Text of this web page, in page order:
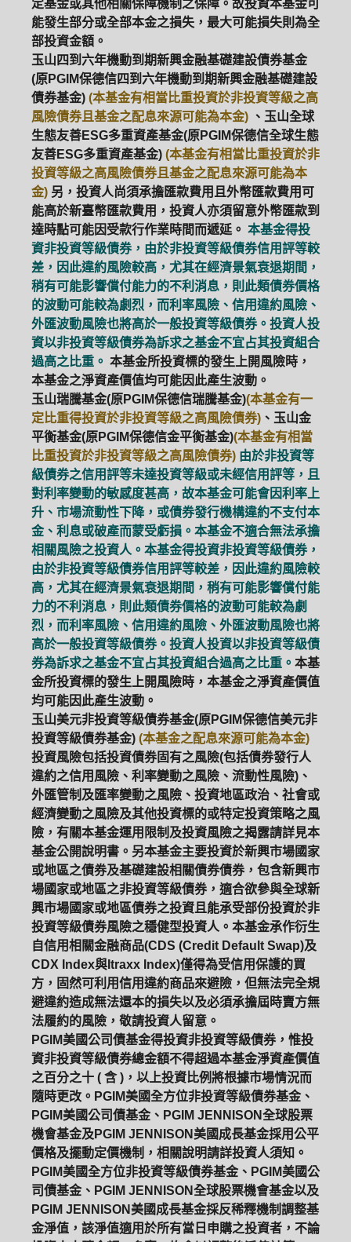
PGIM系列基金 168循環投資
定期(不)定額 高成長基金 月配息
定基金或其他相關保障機制之保障。故投資本基金可
能發生部分或全部本金之損失，最大可能損失則為全
部投資金額。
玉山四到六年機動到期新興金融基礎建設債券基金
(原PGIM保德信四到六年機動到期新興金融基礎建設
債券基金) (本基金有相當比重投資於非投資等級之高
風險債券且基金之配息來源可能為本金) 、玉山全球
生態友善ESG多重資產基金(原PGIM保德信全球生態
友善ESG多重資產基金) (本基金有相當比重投資於非
投資等級之高風險債券且基金之配息來源可能為本
金) 另，投資人尚須承擔匯款費用且外幣匯款費用可
能高於新臺幣匯款費用，投資人亦須留意外幣匯款到
達時點可能因受款行作業時間而遞延。 本基金得投
資非投資等級債券，由於非投資等級債券信用評等較
差，因此違約風險較高，尤其在經濟景氣衰退期間，
稍有可能影響償付能力的不利消息，則此類債券價格
的波動可能較為劇烈，而利率風險、信用違約風險、
外匯波動風險也將高於一般投資等級債券。投資人投
資以非投資等級債券為訴求之基金不宜占其投資組合
過高之比重。 本基金所投資標的發生上開風險時，
本基金之淨資產價值均可能因此產生波動。
玉山瑞騰基金(原PGIM保德信瑞騰基金)(本基金有一
定比重得投資於非投資等級之高風險債券) 、玉山金
平衡基金(原PGIM保德信金平衡基金)(本基金有相當
比重投資於非投資等級之高風險債券) 由於非投資等
級債券之信用評等未達投資等級或未經信用評等，且
對利率變動的敏感度甚高，故本基金可能會因利率上
升、市場流動性下降，或債券發行機構違約不支付本
金、利息或破產而蒙受虧損。本基金不適合無法承擔
相關風險之投資人。本基金得投資非投資等級債券，
由於非投資等級債券信用評等較差，因此違約風險較
高，尤其在經濟景氣衰退期間，稍有可能影響償付能
力的不利消息，則此類債券價格的波動可能較為劇
烈，而利率風險、信用違約風險、外匯波動風險也將
高於一般投資等級債券。投資人投資以非投資等級債
券為訴求之基金不宜占其投資組合過高之比重。 本基
金所投資標的發生上開風險時，本基金之淨資產價值
均可能因此產生波動。
玉山美元非投資等級債券基金(原PGIM保德信美元非
投資等級債券基金) (本基金之配息來源可能為本金)
投資風險包括投資債券固有之風險(包括債券發行人
違約之信用風險、利率變動之風險、流動性風險)、
外匯管制及匯率變動之風險、投資地區政治、社會或
經濟變動之風險及其他投資標的或特定投資策略之風
險，有關本基金運用限制及投資風險之揭露請詳見本
基金公開說明書。另本基金主要投資於新興市場國家
或地區之債券及基礎建設相關債券債券，包含新興市
場國家或地區之非投資等級債券，適合欲參與全球新
興市場國家或地區債券之投資且能承受部份投資於非
投資等級債券風險之穩健型投資人。本基金承作衍生
自信用相關金融商品(CDS (Credit Default Swap)及
CDX Index與Itraxx Index)僅得為受信用保護的買
方，固然可利用信用違約商品來避險，但無法完全規
避違約造成無法還本的損失以及必須承擔屆時賣方無
法履約的風險，敬請投資人留意。
PGIM美國公司債基金得投資非投資等級債券，惟投
資非投資等級債券總金額不得超過本基金淨資產價值
之百分之十 ( 含 )，以上投資比例將根據市場情況而
隨時更改。PGIM美國全方位非投資等級債券基金、
PGIM美國公司債基金、PGIM JENNISON全球股票
機會基金及PGIM JENNISON美國成長基金採用公平
價格及擺動定價機制，相關說明請詳投資人須知。
PGIM美國全方位非投資等級債券基金、PGIM美國公
司債基金、PGIM JENNISON全球股票機會基金以及
PGIM JENNISON美國成長基金採反稀釋機制調整基
金淨值，該淨值適用於所有當日申購之投資者，不論